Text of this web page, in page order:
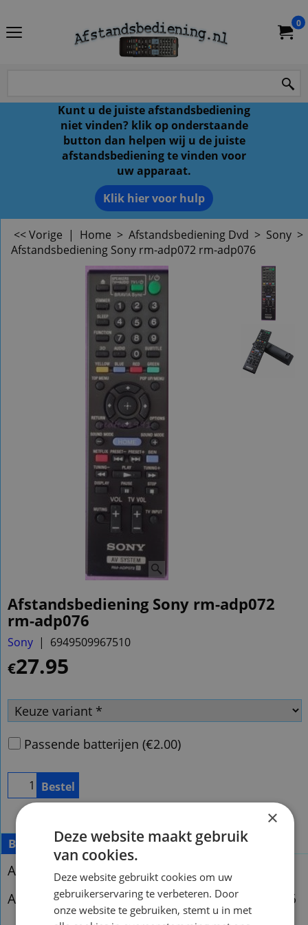
0
Kunt u de juiste afstandsbediening
niet vinden? klik op onderstaande
button dan helpen wij u de juiste
afstandsbediening te vinden voor
uw apparaat.
Klik hier voor hulp
<< Vorige | Home > Afstandsbediening Dvd > Sony >
Afstandsbediening Sony rm-adp072 rm-adp076
Afstandsbediening Sony rm-adp072
rm-adp076
Sony 6949509967510
€27.95
Passende batterijen (€2.00)
Bestel
Beschrijving Meer
Afstandsbediening Sony rm-adp072
Afstandsbediening Sony rmadp072 rm-adp076
×
Deze website maakt gebruik
van cookies.
Deze website gebruikt cookies om uw
gebruikerservaring te verbeteren. Door
onze website te gebruiken, stemt u in met